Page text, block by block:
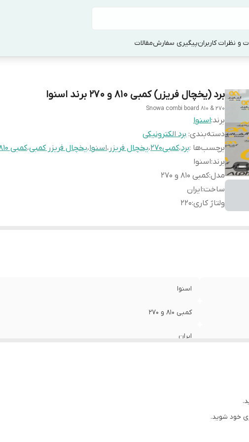
و نظرات کاربرانپیگیری سفارشمقالات
برد (یخچال فریزر) کمبی 810 و 270 برند اسنوا
Snowa combi board 810 & 270
برند:اسنوا
دسته‌بندی: برد الکترونیکی
برچسب‌ها :برد،کمبی270 ،یخچال فریزر ،اسنوا،یخچال فریزر کمبی،کمبی 810
برند:اسنوا
مدل:کمبی 810 و 270
ساخت:ایران
ولتاژ کاری:
220
اسنوا
کمبی 810 و 270
ایران
خود شوید.